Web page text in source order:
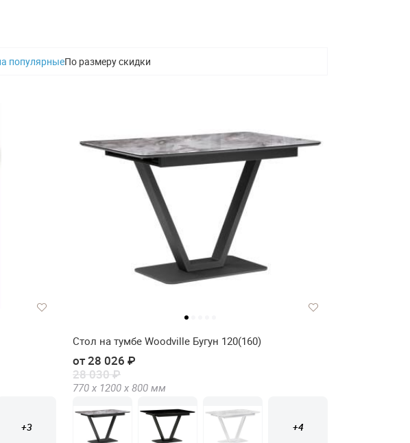
популярныеПо размеру скидки
+3
Стол на тумбе Woodville Бугун 120(160)
от 28 026 ₽
28 030 ₽
770 х 1200 х 800 мм
+4